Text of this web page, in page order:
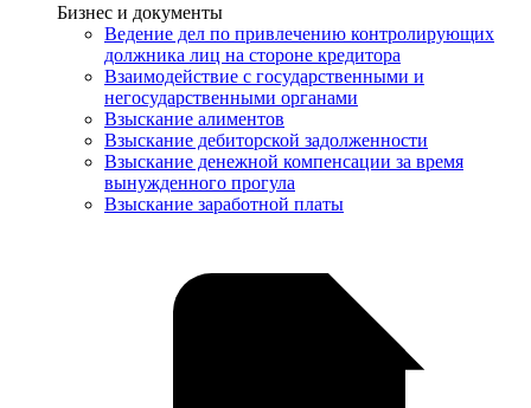
Услуги
Бизнес и документы
Ведение дел по привлечению контролирующих
должника лиц на стороне кредитора
Взаимодействие с государственными и
негосударственными органами
Взыскание алиментов
Взыскание дебиторской задолженности
Взыскание денежной компенсации за время
вынужденного прогула
Взыскание заработной платы